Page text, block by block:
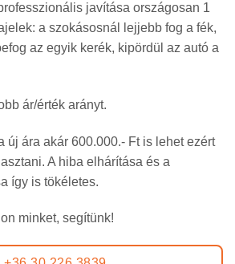
javítása országosan 1
a szokásosnál lejjebb fog a fék,
az egyik kerék, kipördül az autó a
ár/érték arányt.
új ára akár 600.000.- Ft is lehet ezért
A hiba elhárítása és a
így is tökéletes.
minket, segítünk!